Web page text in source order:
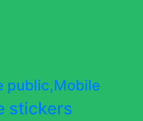
public,Mobile
stickers